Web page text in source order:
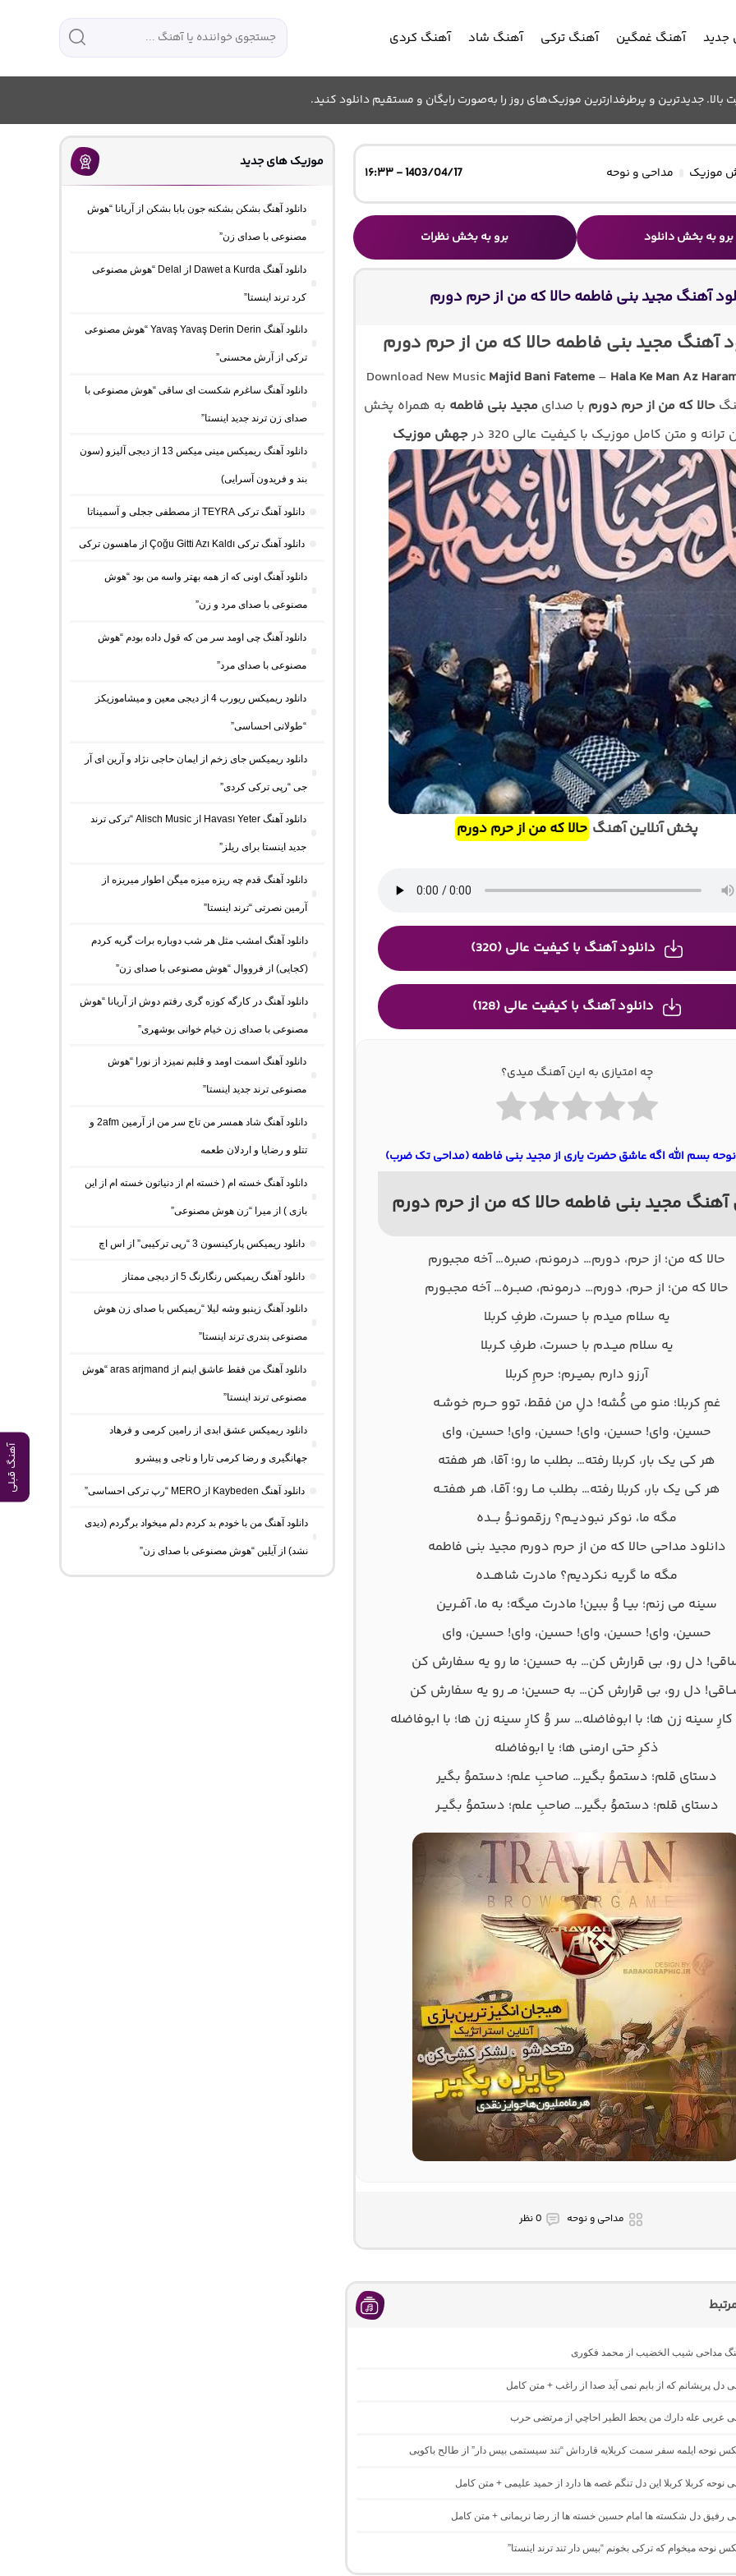
آهنگ قبلی
جدید آهنگ غمگین آهنگ ترکی آهنگ شاد آهنگ کردی
جدیدترین و پرطرفدارترین موزیک‌های روز را به‌صورت رایگان و مستقیم دانلود کنید.
موزیک مداحی و نوحه 1403/04/17 - ۱۶:۳۳
برو به بخش دانلود برو به بخش نظرات
آهنگ مجید بنی فاطمه حالا که من از حرم دورم
آهنگ مجید بنی فاطمه حالا که من از حرم دورم
Download New Music Majid Bani Fateme – Hala Ke Man Az
حالا که من از حرم دورم با صدایمجید بنی فاطمه به همراه پخش
ترانه و متن کامل موزیک با کیفیت عالی 320 در
جهش موزیک
پخش آنلاین آهنگ حالا که من از حرم دورم
دانلود آهنگ با کیفیت عالی (320)
دانلود آهنگ با کیفیت عالی (128)
چه امتیازی به این آهنگ میدی؟
نوحه بسم الله اگه عاشق حضرت یاری از مجید بنی فاطمه (مداحی تک ضرب)
آهنگ مجید بنی فاطمه حالا که من از حرم دورم
حالا که من؛ از حرم، دورم… درمونم، صبره… آخه مجبورم
حالا که من؛ از حـرم، دورم… درمونم، صبــره… آخه مجبـورم
یه سلام میدم با حسرت، طرفِ كربلا
یه سلام میــدم با حسرت، طـرفِ كـربلا
آرزو دارم بمیــرم؛ حرمِ كربلا
غمِ كربلا؛ منو می كُشه! دلِ من فقط، توو حــرم خوشـه
حسین، وای! حسین، وای! حسین، وای! حسین، وای
هر كی یک بار، كربلا رفته… بطلب ما رو؛ آقا، هر هفته
هر كی یک بار، كربلا رفته… بطلب مــا رو؛ آقـا، هـر هفتــه
مگه ما، نوكر نبودیــم؟ رزقمونــوُ بـــده
دانلود مداحی حالا که من از حرم دورم مجید بنی فاطمه
مگه ما گریه نكردیم؟ مادرت شاهــده
سینه می زنم؛ بیــا وُ ببین! مادرت میگه؛ به ما، آفــرین
حسین، وای! حسین، وای! حسین، وای! حسین، وای
دل رو، بی قرارش كن… به حسین؛ ما رو یه سفارش كن
دل رو، بی قرارش كن… به حسین؛ مــ رو یه سفارش كن
سینه زن ها؛ با ابوفاضله… سر وُ كارِ سینه زن ها؛ با ابوفاضله
ذكرِ حتی ارمنی ها؛ یا ابوفاضله
دستای قلم؛ دستموُ بگیر… صاحبِ علم؛ دستموُ بگیر
دستای قلم؛ دستموُ بگیر… صاحبِ علم؛ دستموُ بگیــر
مداحی و نوحه 0 نظر
مداحی شیب الخضیب از محمد فکوری
دل پریشانم که از بابم نمی آید صدا از راغب + متن کامل
عربی عله دارك من يحط الطير احاچي از مرتضی حرب
نوحه ایلمه سفر سمت کربلایه قارداش “تند سیستمی بیس دار” از طالح باکویی
نوحه کربلا کربلا این دل تنگم غصه ها دارد از حمید علیمی + متن کامل
رفیق دل شکسته ها امام حسین خسته ها از رضا نریمانی + متن کامل
نوحه میخوام که ترکی بخونم “بیس دار تند ترند اینستا”
موزیک های جدید
دانلود آهنگ بشکن بشکنه جون بابا بشکن از آریانا “هوش
مصنوعی با صدای زن”
دانلود آهنگ Dawet a Kurda از Delal “هوش مصنوعی
کرد ترند اینستا”
دانلود آهنگ Yavaş Yavaş Derin Derin “هوش مصنوعی
ترکی از آرش محسنی”
دانلود آهنگ ساغرم شکست ای ساقی “هوش مصنوعی با
صدای زن ترند جدید اینستا”
دانلود آهنگ ریمیکس مینی میکس 13 از دیجی آلیزو (سون
بند و فریدون آسرایی)
دانلود آهنگ ترکی TEYRA از مصطفی ججلی و آسمیناتا
دانلود آهنگ ترکی Çoğu Gitti Azı Kaldı از ماهسون ترکی
دانلود آهنگ اونی که از همه بهتر واسه من بود “هوش
مصنوعی با صدای مرد و زن”
دانلود آهنگ چی اومد سر من که قول داده بودم “هوش
مصنوعی با صدای مرد”
دانلود ریمیکس ریورب 4 از دیجی معین و میشاموزیکز
“طولانی احساسی”
دانلود ریمیکس جای زخم از ایمان حاجی نژاد و آرین ای آر
جی “رپی ترکی کردی”
دانلود آهنگ Havası Yeter از Alisch Music “ترکی ترند
جدید اینستا برای ریلز”
دانلود آهنگ ﻗﺪم ﭼﻪ رﻳﺰه ﻣﻴﺰه ﻣﻴﮕﻦ اﻃﻮار ﻣﻴﺮﻳﺰه از
آرمین نصرتی “ترند اینستا”
دانلود آهنگ امشب مثل هر شب دوباره برات گریه کردم
(کجایی) از فرووال “هوش مصنوعی با صدای زن”
دانلود آهنگ در کارگه کوزه گری رفتم دوش از آریانا “هوش
مصنوعی با صدای زن خیام خوانی بوشهری”
دانلود آهنگ اسمت اومد و قلبم نمیزد از نورا “هوش
مصنوعی ترند جدید اینستا”
دانلود آهنگ شاد همسر من تاج سر من از آرمین 2afm و
تتلو و رضایا و اردلان طعمه
دانلود آهنگ خسته ام ( خسته ام از دنیاتون خسته ام از این
بازی ) از میرا “زن هوش مصنوعی”
دانلود ریمیکس پارکینسون 3 “رپی ترکیبی” از اس اچ
دانلود آهنگ ریمیکس رنگارنگ 5 از دیجی ممتاز
دانلود آهنگ زینبو وشه لیلا “ریمیکس با صدای زن هوش
مصنوعی بندری ترند اینستا”
دانلود آهنگ من فقط عاشق اینم از aras arjmand “هوش
مصنوعی ترند اینستا”
دانلود ریمیکس عشق ابدی از رامین کرمی و فرهاد
جهانگیری و رضا کرمی تارا و ناجی و پیشرو
دانلود آهنگ Kaybeden از MERO “رپ ترکی احساسی”
دانلود آهنگ من با خودم بد کردم دلم میخواد برگردم (دیدی
نشد) از آیلین “هوش مصنوعی با صدای زن”